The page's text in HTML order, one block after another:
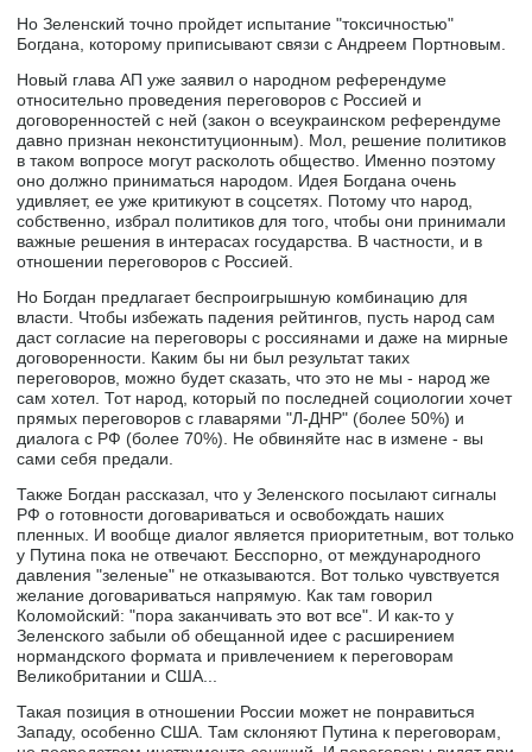
Но Зеленский точно пройдет испытание "токсичностью"
Богдана, которому приписывают связи с Андреем Портновым.
Новый глава АП уже заявил о народном референдуме
относительно проведения переговоров с Россией и
договоренностей с ней (закон о всеукраинском референдуме
давно признан неконституционным). Мол, решение политиков
в таком вопросе могут расколоть общество. Именно поэтому
оно должно приниматься народом. Идея Богдана очень
удивляет, ее уже критикуют в соцсетях. Потому что народ,
собственно, избрал политиков для того, чтобы они принимали
важные решения в интерасах государства. В частности, и в
отношении переговоров с Россией.
Но Богдан предлагает беспроигрышную комбинацию для
власти. Чтобы избежать падения рейтингов, пусть народ сам
даст согласие на переговоры с россиянами и даже на мирные
договоренности. Каким бы ни был результат таких
переговоров, можно будет сказать, что это не мы - народ же
сам хотел. Тот народ, который по последней социологии хочет
прямых переговоров с главарями "Л-ДНР" (более 50%) и
диалога с РФ (более 70%). Не обвиняйте нас в измене - вы
сами себя предали.
Также Богдан рассказал, что у Зеленского посылают сигналы
РФ о готовности договариваться и освобождать наших
пленных. И вообще диалог является приоритетным, вот только
у Путина пока не отвечают. Бесспорно, от международного
давления "зеленые" не отказываются. Вот только чувствуется
желание договариваться напрямую. Как там говорил
Коломойский: "пора заканчивать это вот все". И как-то у
Зеленского забыли об обещанной идее с расширением
нормандского формата и привлечением к переговорам
Великобритании и США...
Такая позиция в отношении России может не понравиться
Западу, особенно США. Там склоняют Путина к переговорам,